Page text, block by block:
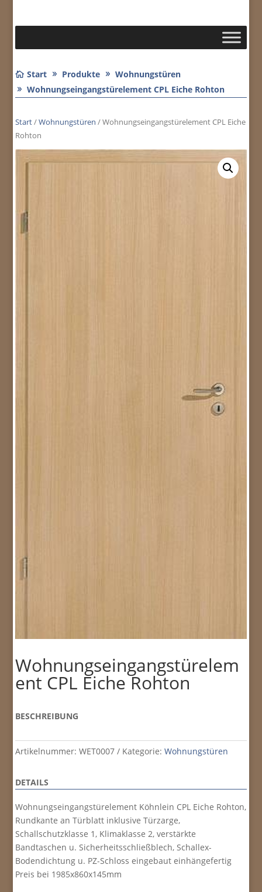
Start Produkte
Wohnungstüren
Wohnungseingangstürelement CPL Eiche Rohton
Start/Wohnungstüren / Wohnungseingangstürelement CPL Eiche
Rohton
Wohnungseingangstürelem
ent CPL Eiche Rohton
BESCHREIBUNG
Artikelnummer:WET0007 Kategorie:Wohnungstüren
DETAILS
Wohnungseingangstürelement Köhnlein CPL Eiche Rohton,
Rundkante an Türblatt inklusive Türzarge,
Schallschutzklasse 1, Klimaklasse 2, verstärkte
Bandtaschen u. Sicherheitsschließblech, Schallex-
Bodendichtung u. PZ-Schloss eingebaut einhängefertig
Preis bei 1985x860x145mm